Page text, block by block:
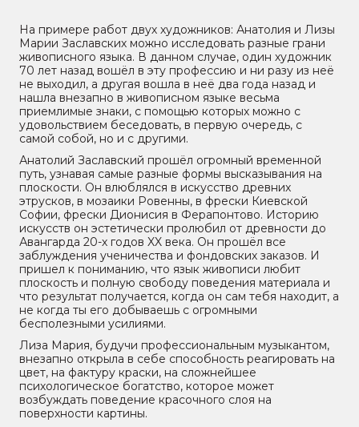
На примере работ двух художников: Анатолия и Лизы
Марии Заславских можно исследовать разные грани
живописного языка. В данном случае, один художник
70 лет назад вошёл в эту профессию и ни разу из неё
не выходил, а другая вошла в неё два года назад и
нашла внезапно в живописном языке весьма
приемлимые знаки, с помощью которых можно с
удовольствием беседовать, в первую очередь, с
самой собой, но и с другими.
Анатолий Заславский прошёл огромный временной
путь, узнавая самые разные формы высказывания на
плоскости. Он влюблялся в искусство древних
этрусков, в мозаики Ровенны, в фрески Киевской
Софии, фрески Дионисия в Ферапонтово. Историю
искусств он эстетически пролюбил от древности до
Авангарда 20-х годов XX века. Он прошёл все
заблуждения ученичества и фондовских заказов. И
пришел к пониманию, что язык живописи любит
плоскость и полную свободу поведения материала и
что результат получается, когда он сам тебя находит, а
не когда ты его добываешь с огромными
бесполезными усилиями.
Лиза Мария, будучи профессиональным музыкантом,
внезапно открыла в себе способность реагировать на
цвет, на фактуру краски, на сложнейшее
психологическое богатство, которое может
возбуждать поведение красочного слоя на
поверхности картины.